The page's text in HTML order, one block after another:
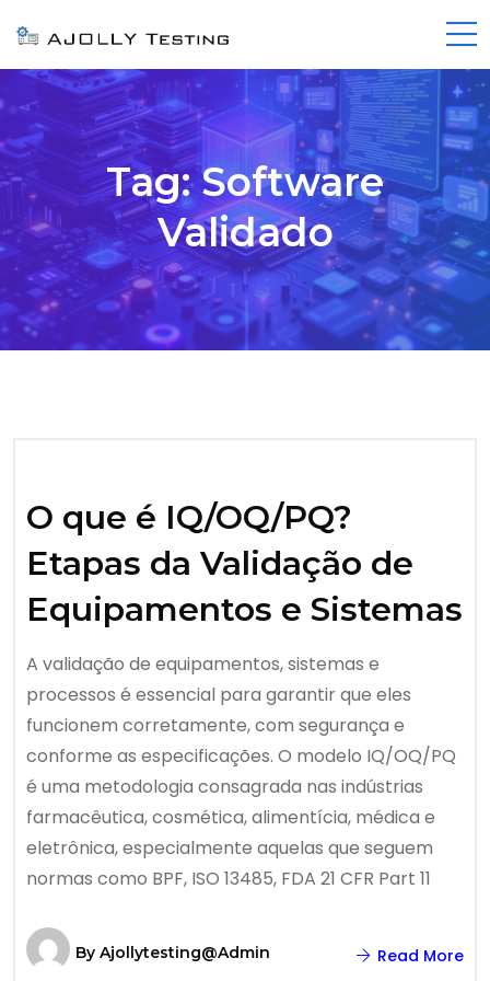
Tag:Software
Validado
O que é IQ/OQ/PQ?
Etapas da Validação de
Equipamentos e Sistemas
A validação de equipamentos, sistemas e
processos é essencial para garantir que eles
funcionem corretamente, com segurança e
conforme as especificações. O modelo IQ/OQ/PQ
é uma metodologia consagrada nas indústrias
farmacêutica, cosmética, alimentícia, médica e
eletrônica, especialmente aquelas que seguem
normas como BPF, ISO 13485, FDA 21 CFR Part 11
By Ajollytesting@admin Read More